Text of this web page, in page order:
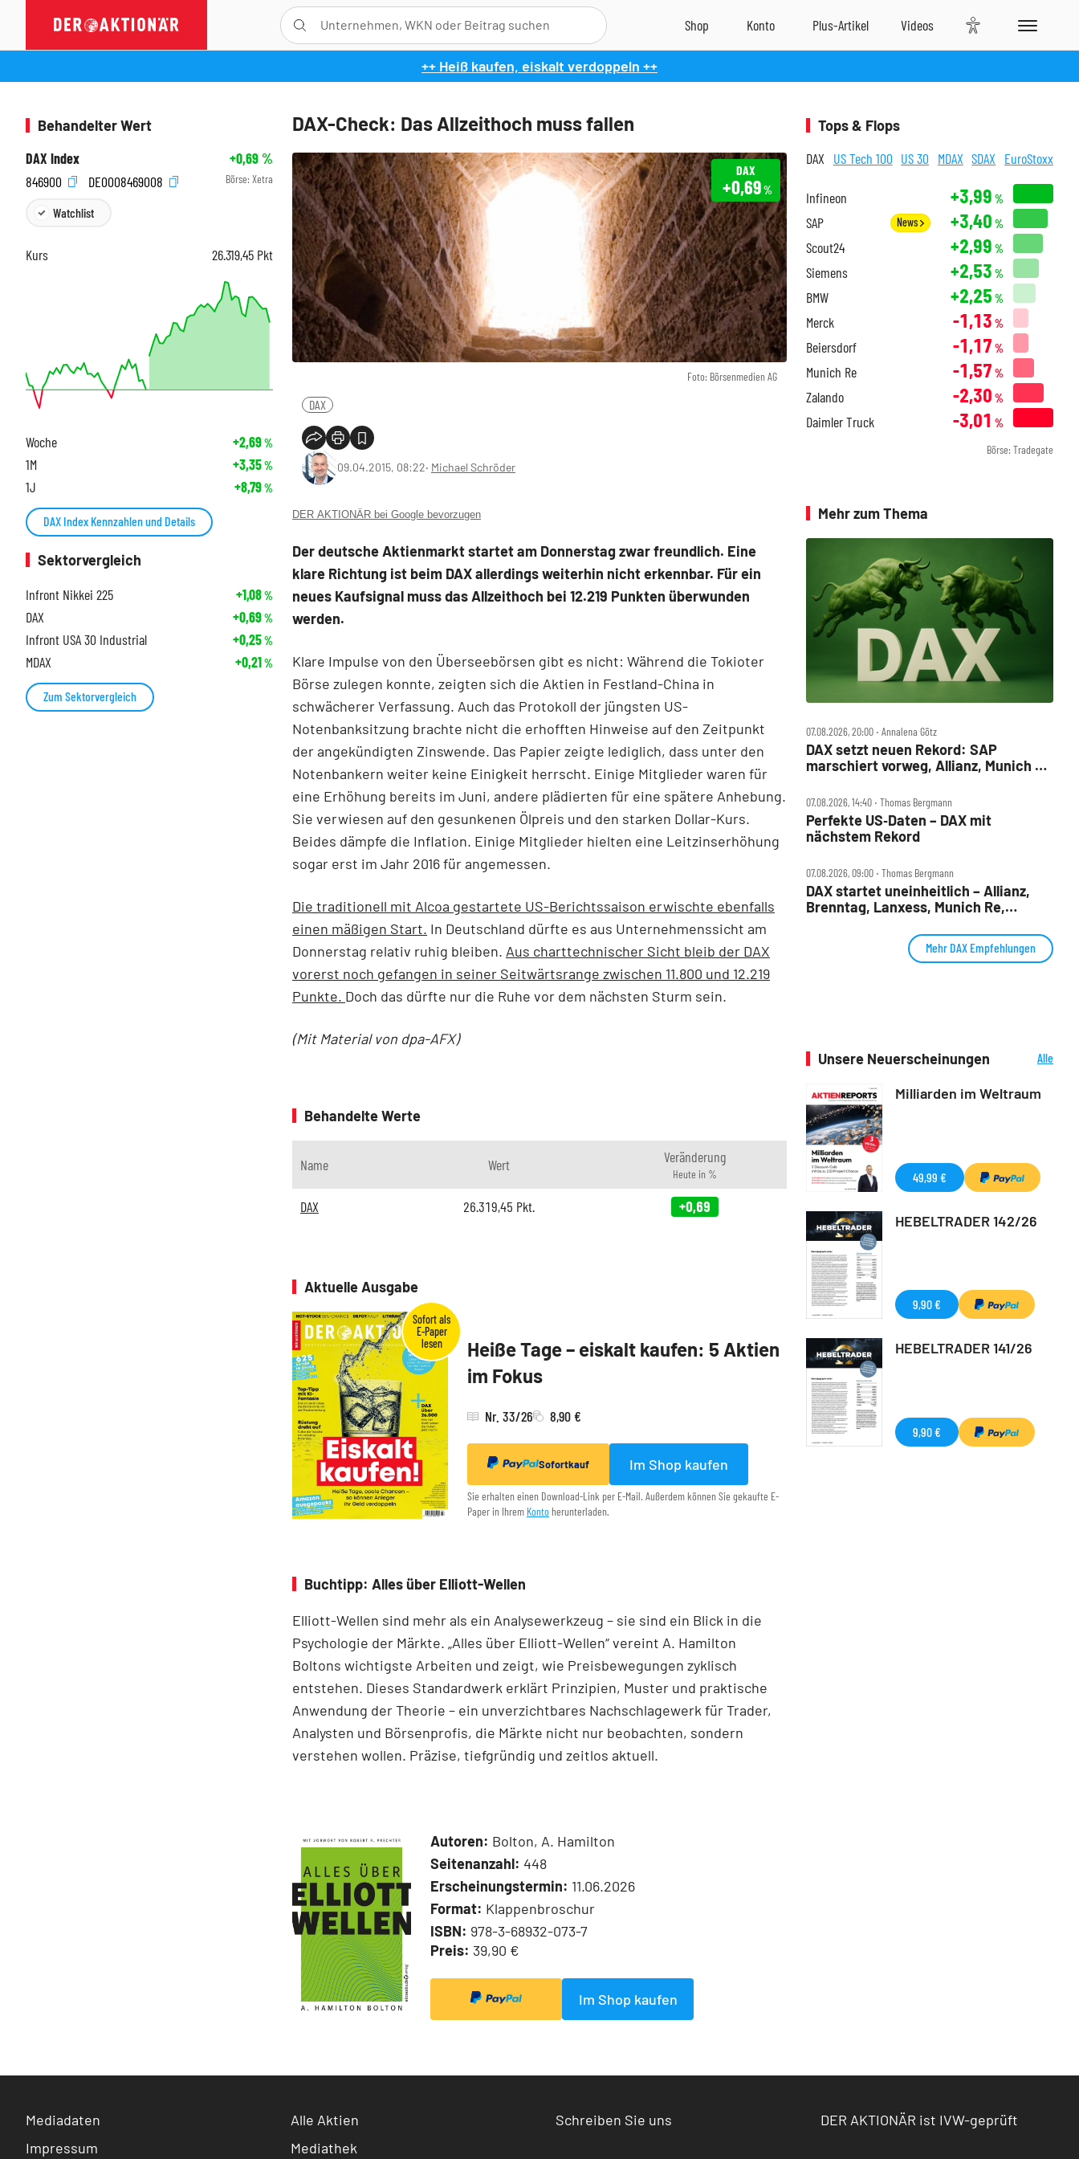
++ Heiß kaufen, eiskalt verdoppeln ++
DAX-Check: Das Allzeithoch muss fallen
Foto: Börsenmedien AG
DAX
+0,69%
DAX
09.04.2015, 08:22‧ Michael Schröder
DER AKTIONÄR bei Google bevorzugen
Der deutsche Aktienmarkt startet am Donnerstag zwar freundlich. Eine
klare Richtung ist beim DAX allerdings weiterhin nicht erkennbar. Für ein
neues Kaufsignal muss das Allzeithoch bei 12.219 Punkten überwunden
werden.
Klare Impulse von den Überseebörsen gibt es nicht: Während die Tokioter
Börse zulegen konnte, zeigten sich die Aktien in Festland-China in
schwächerer Verfassung. Auch das Protokoll der jüngsten US-
Notenbanksitzung brachte nicht die erhofften Hinweise auf den Zeitpunkt
der angekündigten Zinswende. Das Papier zeigte lediglich, dass unter den
Notenbankern weiter keine Einigkeit herrscht. Einige Mitglieder waren für
eine Erhöhung bereits im Juni, andere plädierten für eine spätere Anhebung.
Sie verwiesen auf den gesunkenen Ölpreis und den starken Dollar-Kurs.
Beides dämpfe die Inflation. Einige Mitglieder hielten eine Leitzinserhöhung
sogar erst im Jahr 2016 für angemessen.
Die traditionell mit Alcoa gestartete US-Berichtssaison erwischte ebenfalls
einen mäßigen Start. In Deutschland dürfte es aus Unternehmenssicht am
Donnerstag relativ ruhig bleiben. Aus charttechnischer Sicht bleib der DAX
vorerst noch gefangen in seiner Seitwärtsrange zwischen 11.800 und 12.219
Punkte. Doch das dürfte nur die Ruhe vor dem nächsten Sturm sein.
(Mit Material von dpa-AFX)
Behandelte Werte
Name Wert Veränderung
Heute in %
DAX 26.319,45 Pkt. +0,69
Aktuelle Ausgabe
Heiße Tage – eiskalt kaufen: 5 Aktien
im Fokus
Nr. 33/26 8,90 €
Sofortkauf Im Shop kaufen
Sie erhalten einen Download-Link per E-Mail. Außerdem können Sie gekaufte E-
Paper in Ihrem Konto herunterladen.
Buchtipp: Alles über Elliott-Wellen
Elliott-Wellen sind mehr als ein Analysewerkzeug – sie sind ein Blick in die
Psychologie der Märkte. „Alles über Elliott-Wellen“ vereint A. Hamilton
Boltons wichtigste Arbeiten und zeigt, wie Preisbewegungen zyklisch
entstehen. Dieses Standardwerk erklärt Prinzipien, Muster und praktische
Anwendung der Theorie – ein unverzichtbares Nachschlagewerk für Trader,
Analysten und Börsenprofis, die Märkte nicht nur beobachten, sondern
verstehen wollen. Präzise, tiefgründig und zeitlos aktuell.
Autoren: Bolton, A. Hamilton
Seitenanzahl: 448
Erscheinungstermin: 11.06.2026
Format: Klappenbroschur
ISBN: 978-3-68932-073-7
Preis: 39,90 €
Im Shop kaufen
Behandelter Wert
DAX Index
+0,69%
846900
DE0008469008 Börse: Xetra
Watchlist
Kurs 26.319,45 Pkt
Woche +2,69%
1M +3,35%
1J +8,79%
DAX Index Kennzahlen und Details
Sektorvergleich
Infront Nikkei 225
+1,08%
DAX +0,69%
Infront USA 30 Industrial +0,25%
MDAX +0,21%
Zum Sektorvergleich
Tops & Flops
DAX US Tech 100 US 30 MDAX SDAX EuroStoxx
Infineon +3,99 %
SAP News +3,40 %
Scout24 +2,99 %
Siemens +2,53 %
BMW +2,25 %
Merck -1,13 %
Beiersdorf -1,17 %
Munich Re -1,57 %
Zalando -2,30 %
Daimler Truck -3,01 %
Börse: Tradegate
Mehr zum Thema
07.08.2026, 20:00 ‧ Annalena Götz
DAX setzt neuen Rekord: SAP
marschiert vorweg, Allianz, Munich Re
07.08.2026, 14:40 ‧ Thomas Bergmann
Perfekte US‑Daten – DAX mit
nächstem Rekord
07.08.2026, 09:00 ‧ Thomas Bergmann
DAX startet uneinheitlich – Allianz,
Brenntag, Lanxess, Munich Re,
Mehr DAX Empfehlungen
Unsere Neuerscheinungen
Alle
Milliarden im Weltraum
49,99 €
HEBELTRADER 142/26
9,90 €
HEBELTRADER 141/26
9,90 €
Mediadaten
Impressum
Alle Aktien
Mediathek
Schreiben Sie uns DER AKTIONÄR ist IVW-geprüft